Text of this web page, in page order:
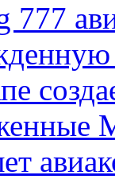
777